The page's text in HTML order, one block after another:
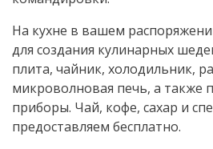
На кухне в вашем
для создания кулинарных
плита, чайник, холодильник,
микроволновая печь, а также
приборы. Чай, кофе, сахар и
предоставляем бесплатно.